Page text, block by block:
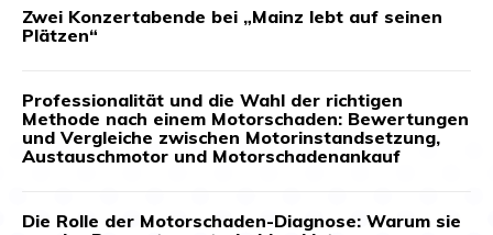
Zwei Konzertabende bei „Mainz lebt auf seinen
Plätzen“
Professionalität und die Wahl der richtigen
Methode nach einem Motorschaden: Bewertungen
und Vergleiche zwischen Motorinstandsetzung,
Austauschmotor und Motorschadenankauf
Die Rolle der Motorschaden-Diagnose: Warum sie